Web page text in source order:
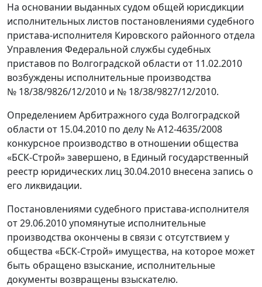
На основании выданных судом общей юрисдикции
исполнительных листов постановлениями судебного
пристава-исполнителя Кировского районного отдела
Управления Федеральной службы судебных
приставов по Волгоградской области от 11.02.2010
возбуждены исполнительные производства
№ 18/38/9826/12/2010 и № 18/38/9827/12/2010.
Определением Арбитражного суда Волгоградской
области от 15.04.2010 по делу № А12-4635/2008
конкурсное производство в отношении общества
«БСК-Строй» завершено, в Единый государственный
реестр юридических лиц 30.04.2010 внесена запись о
его ликвидации.
Постановлениями судебного пристава-исполнителя
от 29.06.2010 упомянутые исполнительные
производства окончены в связи с отсутствием у
общества «БСК-Строй» имущества, на которое может
быть обращено взыскание, исполнительные
документы возвращены взыскателю.